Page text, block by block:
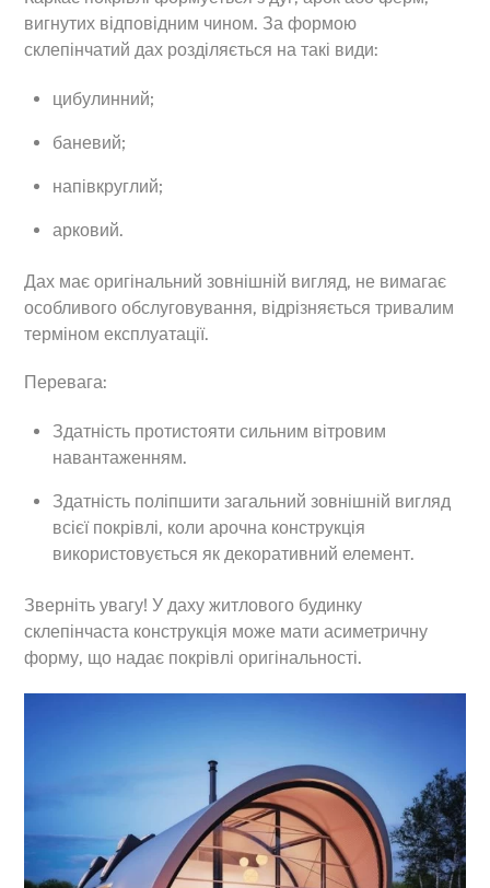
вигнутих відповідним чином. За формою
склепінчатий дах розділяється на такі види:
цибулинний;
баневий;
напівкруглий;
арковий.
Дах має оригінальний зовнішній вигляд, не вимагає
особливого обслуговування, відрізняється тривалим
терміном експлуатації.
Перевага:
Здатність протистояти сильним вітровим
навантаженням.
Здатність поліпшити загальний зовнішній вигляд
всієї покрівлі, коли арочна конструкція
використовується як декоративний елемент.
Зверніть увагу! У даху житлового будинку
склепінчаста конструкція може мати асиметричну
форму, що надає покрівлі оригінальності.